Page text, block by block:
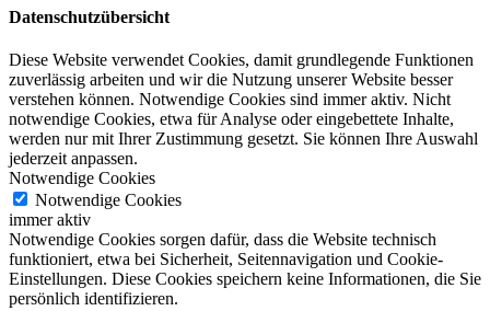
Datenschutzübersicht
Diese Website verwendet Cookies, damit grundlegende Funktionen
zuverlässig arbeiten und wir die Nutzung unserer Website besser
verstehen können. Notwendige Cookies sind immer aktiv. Nicht
notwendige Cookies, etwa für Analyse oder eingebettete Inhalte,
werden nur mit Ihrer Zustimmung gesetzt. Sie können Ihre Auswahl
jederzeit anpassen.
Notwendige Cookies
Notwendige Cookies
immer aktiv
Notwendige Cookies sorgen dafür, dass die Website technisch
funktioniert, etwa bei Sicherheit, Seitennavigation und Cookie-
Einstellungen. Diese Cookies speichern keine Informationen, die Sie
persönlich identifizieren.